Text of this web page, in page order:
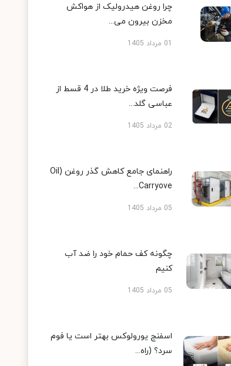
چرا روغن هیدرولیک از هواکش
مخزن بیرون می...
01 مرداد 1405
فرصت ویژه خرید طلا در 4 قسط از
عباسی گلد...
02 مرداد 1405
راهنمای جامع کاهش گذر روغن (Oil
Carryove...
05 مرداد 1405
چگونه کف حمام خود را ضد آب
کنیم
05 مرداد 1405
اسفنج یورولوکس بهتر است یا فوم
سرد؟ (راه...